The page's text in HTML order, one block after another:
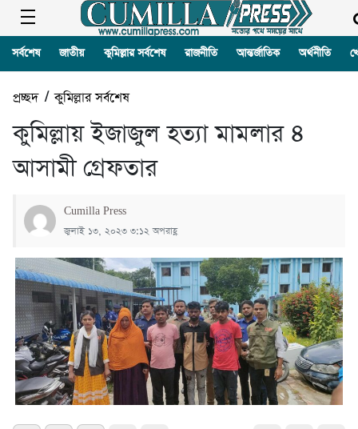
সর্বশেষ জাতীয় কুমিল্লার সর্বশেষ রাজনীতি আন্তর্জাতিক অর্থনীতি
প্রচ্ছদ/কুমিল্লার সর্বশেষ
কুমিল্লায় ইজাজুল হত্যা মামলার ৪
আসামী গ্রেফতার
Cumilla Press
জুলাই ১৩, ২০২৩ ৩:১২ অপরাহ্ণ